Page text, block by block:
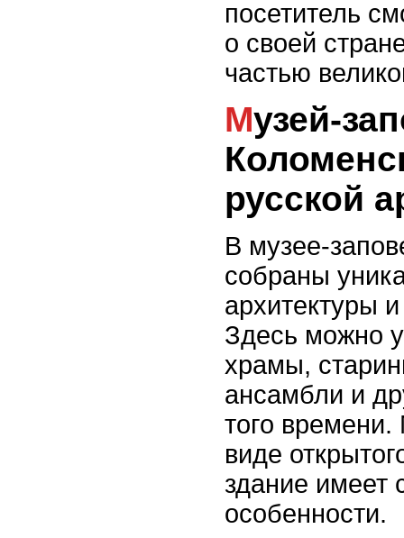
посетитель
о своей
частью
Музей-заповедник
русской
В музее-
собраны
архитектуры
Здесь можно
храмы,
ансамбли и
того времени.
виде
здание имеет
особенности.